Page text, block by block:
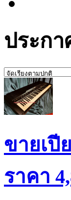
ประก
ขายเปี
ราคา